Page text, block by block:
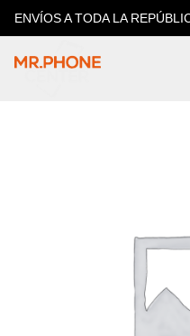
ENVÍOS A TODA LA